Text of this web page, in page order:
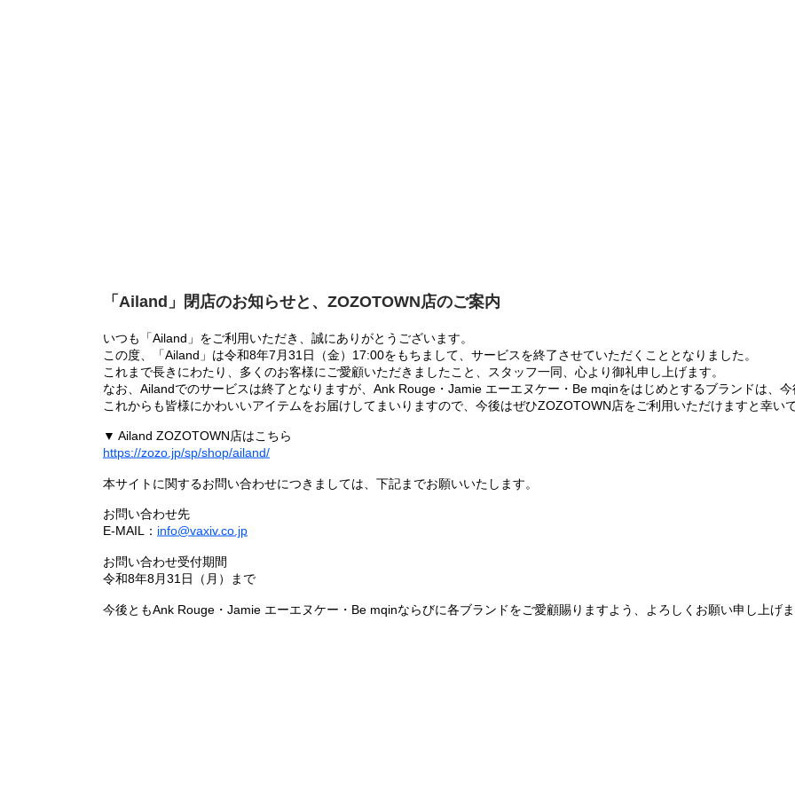
「Ailand」閉店のお知らせと、ZOZOTOWN店のご案内
いつも「Ailand」をご利用いただき、誠にありがとうございます。
この度、「Ailand」は令和8年7月31日（金）17:00をもちまして、サービスを終了させていただくこととなりました。
これまで長きにわたり、多くのお客様にご愛顧いただきましたこと、スタッフ一同、心より御礼申し上げます。
なお、Ailandでのサービスは終了となりますが、Ank Rouge・Jamie エーエヌケー・Be mqinをはじめとするブランドは、
これからも皆様にかわいいアイテムをお届けしてまいりますので、今後はぜひZOZOTOWN店をご利用いただけますと幸いで
▼ Ailand ZOZOTOWN店はこちら
https://zozo.jp/sp/shop/ailand/
本サイトに関するお問い合わせにつきましては、下記までお願いいたします。
お問い合わせ先
E-MAIL： info@vaxiv.co.jp
お問い合わせ受付期間
令和8年8月31日（月）まで
今後ともAnk Rouge・Jamie エーエヌケー・Be mqinならびに各ブランドをご愛顧賜りますよう、よろしくお願い申し上げま